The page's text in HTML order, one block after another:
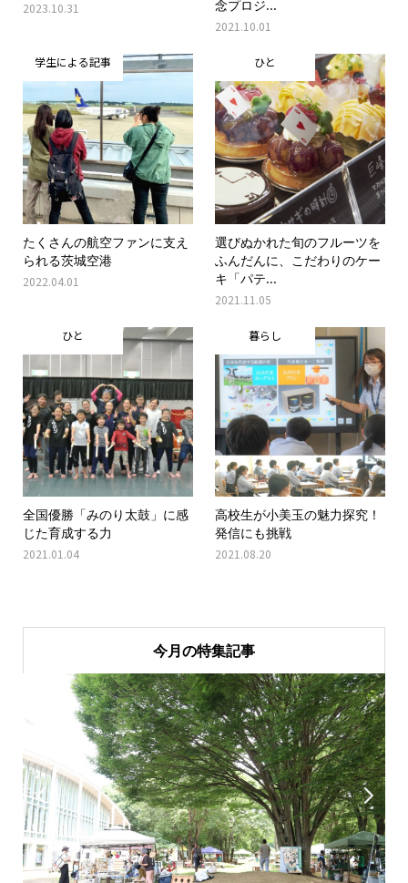
2023.10.31 念プロジ...
2021.10.01
学生による記事
たくさんの航空ファンに支え
られる茨城空港
2022.04.01
ひと
選びぬかれた旬のフルーツを
ふんだんに、こだわりのケー
キ「パテ...
2021.11.05
ひと
全国優勝「みのり太鼓」に感
じた育成する力
2021.01.04
暮らし
高校生が小美玉の魅力探究！
発信にも挑戦
2021.08.20
今月の特集記事
 